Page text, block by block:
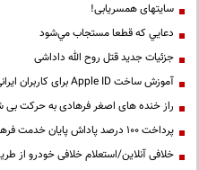
سایتهای همسریابی!
دعايي كه قطعا مستجاب مي‌شود
جزئیات جدید قتل روح الله داداشی
آموزش ساخت Apple ID برای کاربران ایرانی
راز خنده های اصغر فرهادی به حرکت بی
پرداخت ۱۰۰ درصد پاداش پایان خدمت فرهنگیان
خلافی آنلاین/استعلام خلافی خودرو از